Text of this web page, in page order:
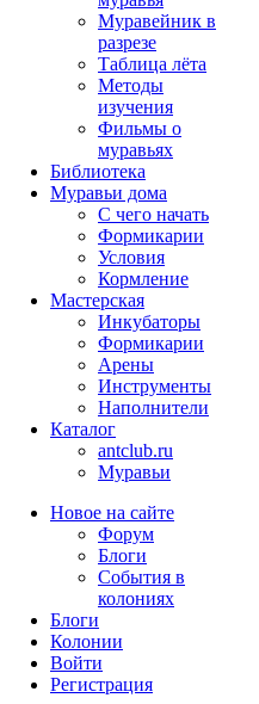
Муравейник в
разрезе
Таблица лёта
Методы
изучения
Фильмы о
муравьях
Библиотека
Муравьи дома
С чего начать
Формикарии
Условия
Кормление
Мастерская
Инкубаторы
Формикарии
Арены
Инструменты
Наполнители
Каталог
antclub.ru
Муравьи
Новое на сайте
Форум
Блоги
События в
колониях
Блоги
Колонии
Войти
Peгиcтpaция